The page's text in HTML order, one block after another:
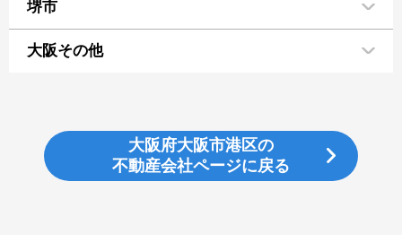
堺市
大阪その他
大阪府大阪市港区の
不動産会社ページに戻る